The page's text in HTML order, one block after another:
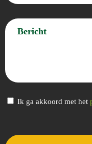
Bericht
Privacybeleid
Ik ga akkoord met het